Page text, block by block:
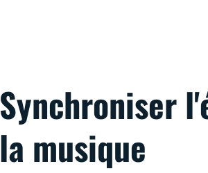
Synchroniser
la musique